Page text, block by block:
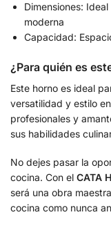
Dimensiones:
moderna
Capacidad:
¿Para quién es
Este horno es ideal
versatilidad y estilo
profesionales y
sus habilidades
No dejes pasar la
cocina. Con el CATA
será una obra
cocina como nunca